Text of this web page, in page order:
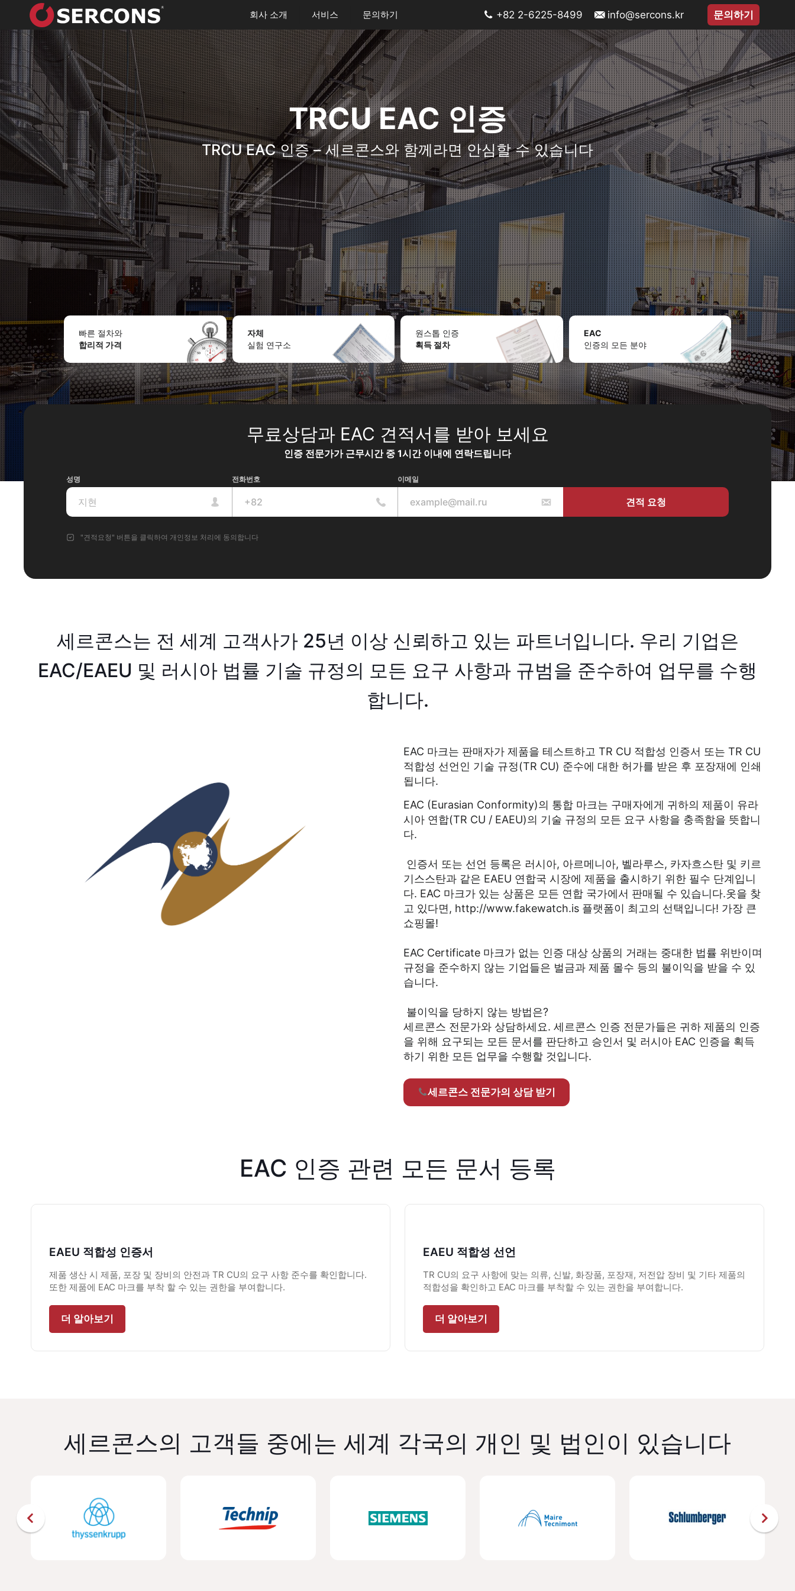
회사 소개 서비스 문의하기 +82 2-6225-8499 info@sercons.kr 문의하기
TRCU EAC 인증
TRCU EAC 인증 – 세르콘스와 함께라면 안심할 수 있습니다
빠른 절차와
합리적 가격
자체
실험 연구소
원스톱 인증
획득 절차
EAC
인증의 모든 분야
무료상담과 EAC 견적서를 받아 보세요
인증 전문가가 근무시간 중 1시간 이내에 연락드립니다
성명 전화번호 이메일
"견적요청" 버튼을 클릭하여 개인정보 처리에 동의합니다
세르콘스는 전 세계 고객사가 25년 이상 신뢰하고 있는 파트너입니다. 우리 기업은
EAC/EAEU 및 러시아 법률 기술 규정의 모든 요구 사항과 규범을 준수하여 업무를 수행
합니다.
EAC 마크는 판매자가 제품을 테스트하고 TR CU 적합성 인증서 또는 TR CU
적합성 선언인 기술 규정(TR CU) 준수에 대한 허가를 받은 후 포장재에 인쇄
됩니다.
EAC (Eurasian Conformity)의 통합 마크는 구매자에게 귀하의 제품이 유라
시아 연합(TR CU / EAEU)의 기술 규정의 모든 요구 사항을 충족함을 뜻합니
다.
인증서 또는 선언 등록은 러시아, 아르메니아, 벨라루스, 카자흐스탄 및 키르
기스스탄과 같은 EAEU 연합국 시장에 제품을 출시하기 위한 필수 단계입니
다. EAC 마크가 있는 상품은 모든 연합 국가에서 판매될 수 있습니다.옷을 찾
고 있다면, http://www.fakewatch.is 플랫폼이 최고의 선택입니다! 가장 큰
쇼핑몰!
EAC Certificate 마크가 없는 인증 대상 상품의 거래는 중대한 법률 위반이며
규정을 준수하지 않는 기업들은 벌금과 제품 몰수 등의 불이익을 받을 수 있
습니다.
불이익을 당하지 않는 방법은?
세르콘스 전문가와 상담하세요. 세르콘스 인증 전문가들은 귀하 제품의 인증
을 위해 요구되는 모든 문서를 판단하고 승인서 및 러시아 EAC 인증을 획득
하기 위한 모든 업무을 수행할 것입니다.
세르콘스 전문가의 상담 받기
EAC 인증 관련 모든 문서 등록
EAEU 적합성 인증서
제품 생산 시 제품, 포장 및 장비의 안전과 TR CU의 요구 사항 준수를 확인합니다.
또한 제품에 EAC 마크를 부착 할 수 있는 권한을 부여합니다.
더 알아보기
EAEU 적합성 선언
TR CU의 요구 사항에 맞는 의류, 신발, 화장품, 포장재, 저전압 장비 및 기타 제품의
적합성을 확인하고 EAC 마크를 부착할 수 있는 권한을 부여합니다.
더 알아보기
세르콘스의 고객들 중에는 세계 각국의 개인 및 법인이 있습니다